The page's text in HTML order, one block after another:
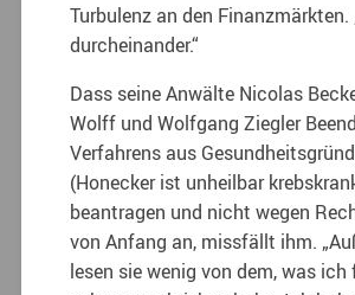
Turbulenz an den Finanzmärkten.
durcheinander.“
Dass seine Anwälte Nicolas
Wolff und Wolfgang Ziegler
Verfahrens aus
(Honecker ist unheilbar
beantragen und nicht wegen
von Anfang an, missfällt ihm.
lesen sie wenig von dem, was ich